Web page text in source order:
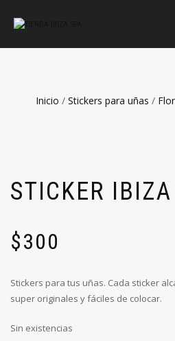
Inicio / Stickers para uñas /
STICKER
$300
Stickers para tus uñas. Cada sticker
super originales y fáciles de colocar.
Sin existencias